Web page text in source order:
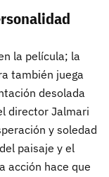
la película; la
también juega
desolada
director Jalmari
y soledad
paisaje y el
acción hace que